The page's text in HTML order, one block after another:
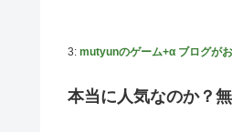
やる夫のダンジョン運営記
3: mutyunのゲーム+α ブログがお
本当に人気なのか？